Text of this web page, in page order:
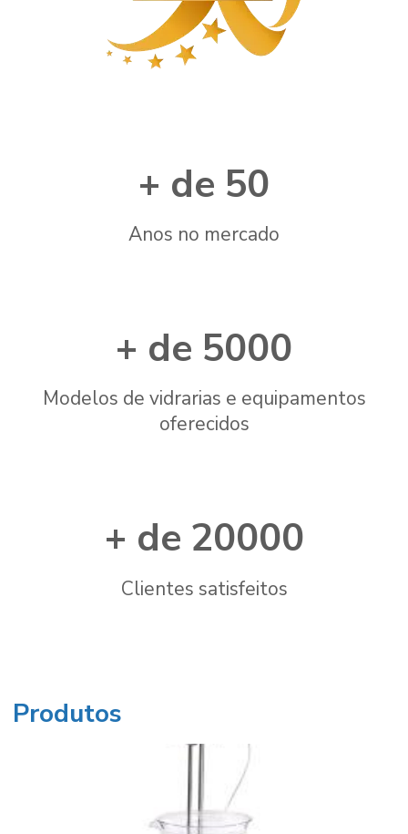
50
Anos no mercado
5000
Modelos de vidrarias e equipamentos
oferecidos
20000
Clientes satisfeitos
Produtos